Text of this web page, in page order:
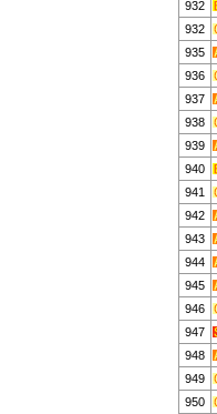
932
932
935
936
937
938
939
940
941
942
943
944
945
946
947
948
949
950